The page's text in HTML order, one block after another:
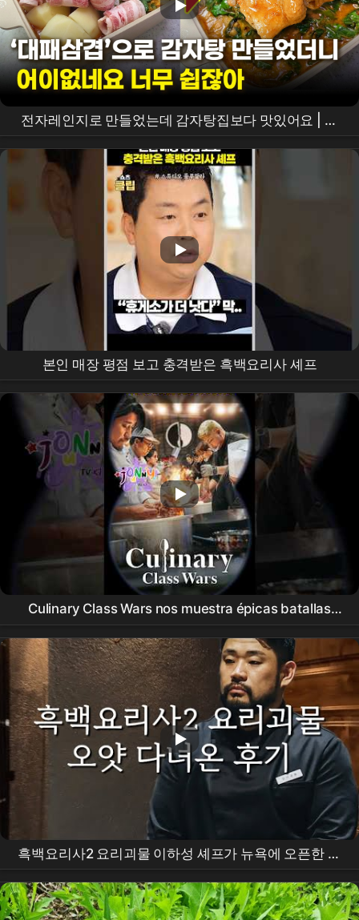
전자레인지로 만들었는데 감자탕집보다 맛있어요 | 정
호영 대패삼겹감자탕
본인 매장 평점 보고 충격받은 흑백요리사 셰프
Culinary Class Wars nos muestra épicas batallas
culinarias🍴# Netflix #kitchen #Asia #reality
#shorts
흑백요리사2 요리괴물 이하성 셰프가 뉴욕에 오픈한 오
얏 후기